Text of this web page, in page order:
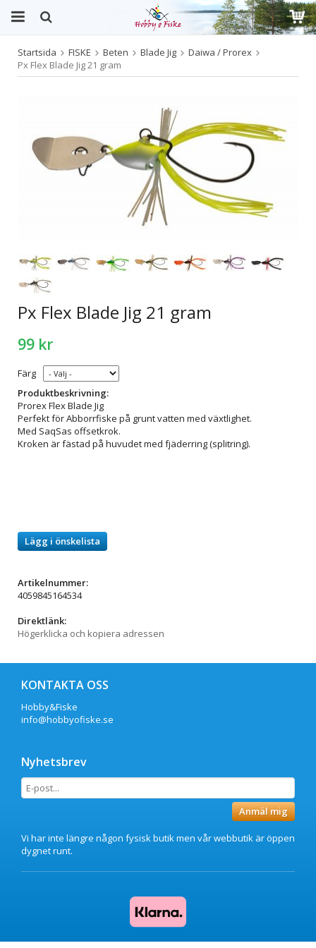
Produkten har blivit tillagd i varukorgen
Startsida FISKE Beten Blade Jig
Daiwa / Prorex
Px Flex Blade Jig 21 gram
Px Flex Blade Jig 21 gram
99 kr
Färg
Produktbeskrivning:
Prorex Flex Blade Jig
Perfekt för Abborrfiske på grunt vatten med växtlighet.
Med SaqSas offsetkrok.
Kroken är fästad på huvudet med fjäderring (splitring).
Lägg i önskelista
Artikelnummer:
4059845164534
Direktlänk:
Högerklicka och kopiera adressen
KONTAKTA OSS
Hobby&Fiske
info@hobbyofiske.se
Nyhetsbrev
Anmäl mig
Vi har inte längre någon fysisk butik men vår webbutik är öppen
dygnet runt.